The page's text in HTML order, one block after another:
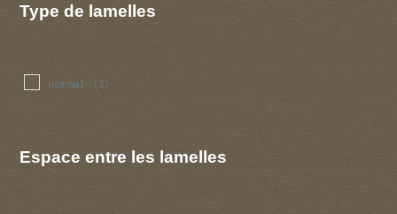
Type de lamelles
normal (2)
Espace entre les lamelles